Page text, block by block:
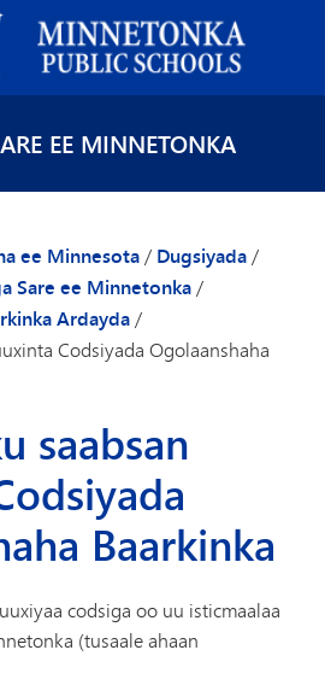
ee Minnetonka
EE MINNETONKA
ee Minnesota/ Dugsiyada/
Sare ee Minnetonka/
Ardayda/
Codsiyada Ogolaanshaha
saabsan
Baarkinka
codsiga oo uu isticmaalaa
(tusaale ahaan